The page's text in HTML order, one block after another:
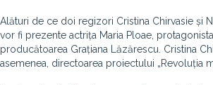
Alături de ce doi regizori Cristina Chirvasie și
vor fi prezente actrița Maria Ploae,
producătoarea Grațiana Lăzărescu. Cristina
asemenea, directoarea proiectului „Revoluția